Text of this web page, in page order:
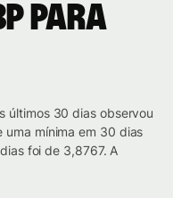
para
últimos 30 dias observou
mínima em 30 dias
foi de 3,8767. A